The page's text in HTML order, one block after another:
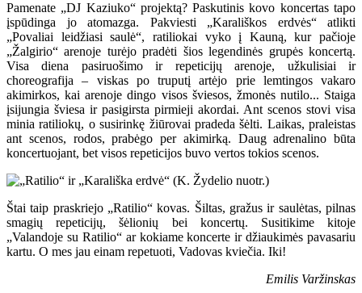
Pamenate „DJ Kaziuko“ projektą? Paskutinis kovo koncertas tapo
įspūdinga jo atomazga. Pakviesti „Karališkos erdvės“ atlikti
„Povaliai leidžiasi saulė“, ratiliokai vyko į Kauną, kur pačioje
„Žalgirio“ arenoje turėjo pradėti šios legendinės grupės koncertą.
Visa diena pasiruošimo ir repeticijų arenoje, užkulisiai ir
choreografija – viskas po truputį artėjo prie lemtingos vakaro
akimirkos, kai arenoje dingo visos šviesos, žmonės nutilo... Staiga
įsijungia šviesa ir pasigirsta pirmieji akordai. Ant scenos stovi visa
minia ratiliokų, o susirinkę žiūrovai pradeda šėlti. Laikas, praleistas
ant scenos, rodos, prabėgo per akimirką. Daug adrenalino būta
koncertuojant, bet visos repeticijos buvo vertos tokios scenos.
Štai taip praskriejo „Ratilio“ kovas. Šiltas, gražus ir saulėtas, pilnas
smagių repeticijų, šėlionių bei koncertų. Susitikime kitoje
„Valandoje su Ratilio“ ar kokiame koncerte ir džiaukimės pavasariu
kartu. O mes jau einam repetuoti, Vadovas kviečia. Iki!
Emilis Varžinskas